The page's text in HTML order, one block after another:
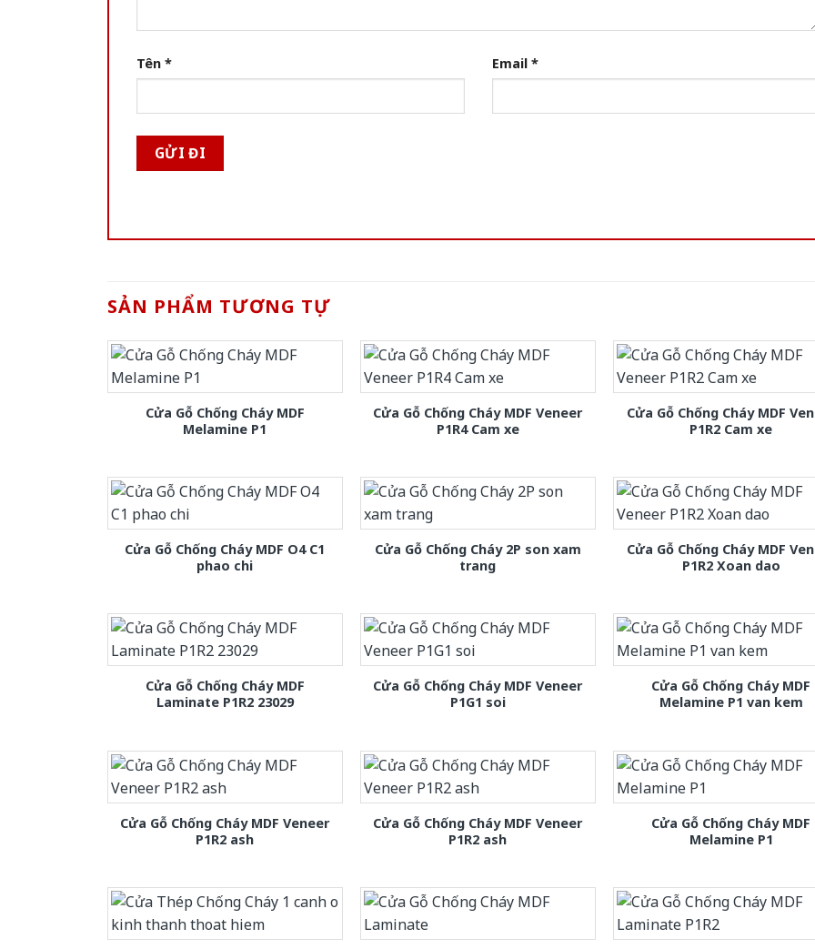
Tên * Email *
SẢN PHẨM TƯƠNG TỰ
Cửa Gỗ Chống Cháy MDF
Melamine P1
Cửa Gỗ Chống Cháy MDF Veneer
P1R4 Cam xe
Cửa Gỗ Chống Cháy MDF
P1R2 Cam xe
Cửa Gỗ Chống Cháy MDF O4 C1
phao chi
Cửa Gỗ Chống Cháy 2P son xam
trang
Cửa Gỗ Chống Cháy MDF
P1R2 Xoan dao
Cửa Gỗ Chống Cháy MDF
Laminate P1R2 23029
Cửa Gỗ Chống Cháy MDF Veneer
P1G1 soi
Cửa Gỗ Chống Cháy MDF
Melamine P1 van kem
Cửa Gỗ Chống Cháy MDF Veneer
P1R2 ash
Cửa Gỗ Chống Cháy MDF Veneer
P1R2 ash
Cửa Gỗ Chống Cháy MDF
Melamine P1